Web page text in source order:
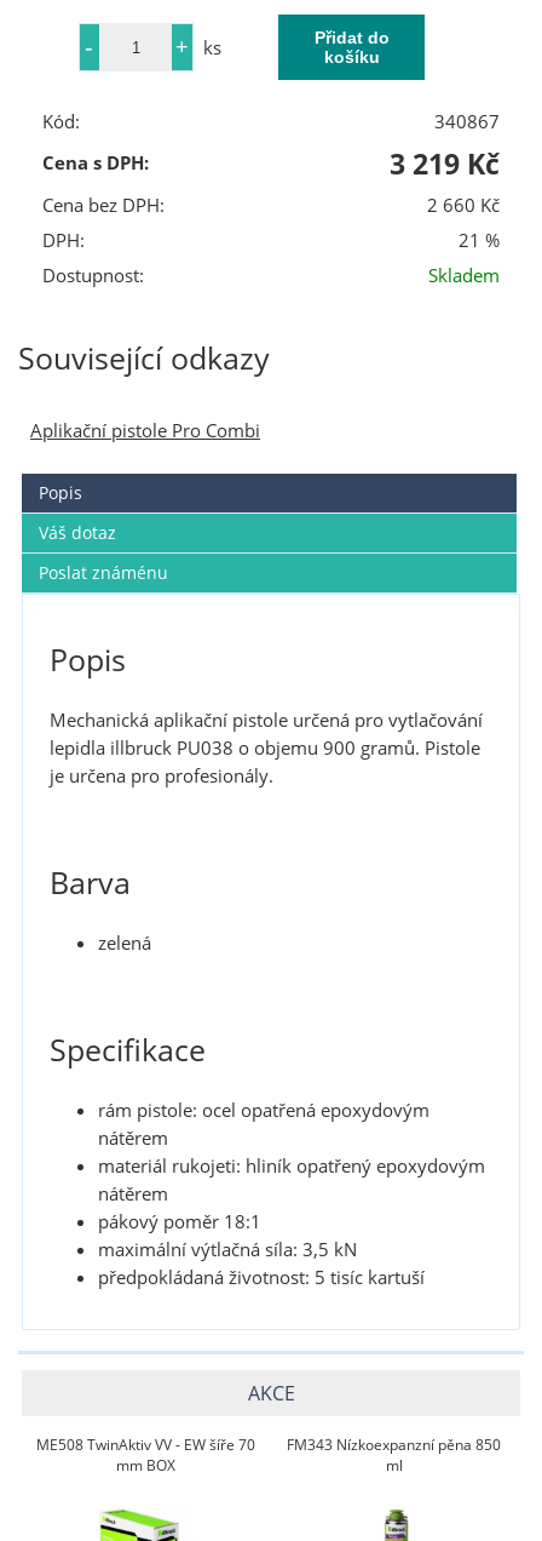
ks
Kód:
340867
Cena s DPH:
3 219 Kč
Cena bez DPH:
2 660 Kč
DPH:
21 %
Dostupnost:
Skladem
Související odkazy
Aplikační pistole Pro Combi
Popis
Váš dotaz
Poslat známénu
Popis
Mechanická aplikační pistole určená pro vytlačování
lepidla illbruck PU038 o objemu 900 gramů. Pistole
je určena pro profesionály.
Barva
zelená
Specifikace
rám pistole: ocel opatřená epoxydovým
nátěrem
materiál rukojeti: hliník opatřený epoxydovým
nátěrem
pákový poměr 18:1
maximální výtlačná síla: 3,5 kN
předpokládaná životnost: 5 tisíc kartuší
AKCE
ME508 TwinAktiv VV - EW šíře 70
mm BOX
FM343 Nízkoexpanzní pěna 850
ml